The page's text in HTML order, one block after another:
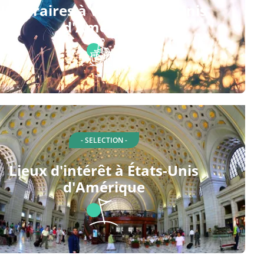
Itinéraires à vélo à États-Unis
d'Amérique
- SELECTION -
Lieux d'intérêt à États-Unis
d'Amérique